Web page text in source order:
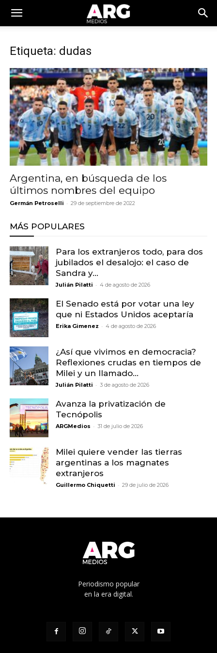
Etiqueta: dudas
Argentina, en búsqueda de los
últimos nombres del equipo
Germán Petroselli - 29 de septiembre de 2022
MÁS POPULARES
Para los extranjeros todo, para dos
jubilados el desalojo: el caso de
Sandra y...
Julián Pilatti - 4 de agosto de 2026
El Senado está por votar una ley
que ni Estados Unidos aceptaría
Erika Gimenez - 4 de agosto de 2026
¿Así que vivimos en democracia?
Reflexiones crudas en tiempos de
Milei y un llamado...
Julián Pilatti - 3 de agosto de 2026
Avanza la privatización de
Tecnópolis
ARGMedios - 31 de julio de 2026
Milei quiere vender las tierras
argentinas a los magnates
extranjeros
Guillermo Chiquetti - 29 de julio de 2026
Periodismo popular
en la era digital.